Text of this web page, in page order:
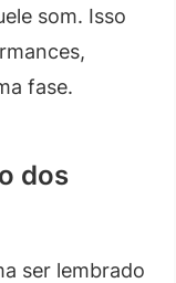
som. Isso
fase.
dos
ser lembrado